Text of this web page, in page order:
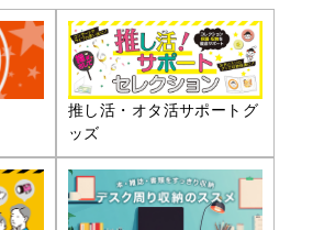
推し活・オタ活サポートグ
ッズ